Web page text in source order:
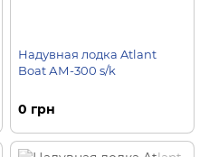
Надувная лодка Atlant
Boat АМ-300 s/k
0 грн